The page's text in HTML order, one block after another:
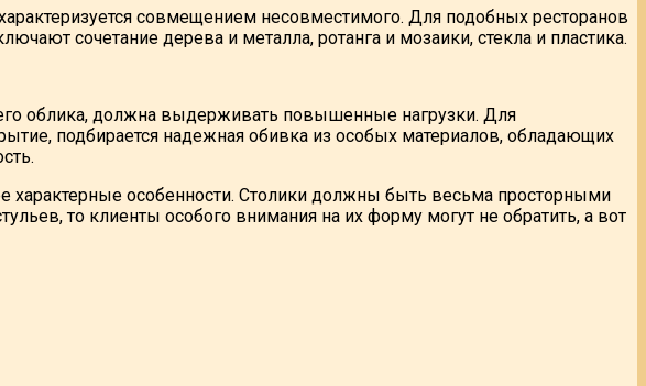
совмещением несовместимого. Для подобных ресторанов
сочетание дерева и металла, ротанга и мозаики, стекла и пластика.
облика, должна выдерживать повышенные нагрузки. Для
подбирается надежная обивка из особых материалов, обладающих
характерные особенности. Столики должны быть весьма просторными
то клиенты особого внимания на их форму могут не обратить, а вот